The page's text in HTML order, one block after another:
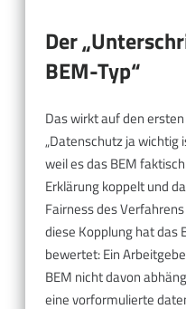
Der
BEM-Typ“
Das wirkt auf den
„Datenschutz ja wichtig
weil es das BEM
Erklärung koppelt und
Fairness des
diese Kopplung hat das
bewertet: Ein
BEM nicht davon
eine vorformulierte